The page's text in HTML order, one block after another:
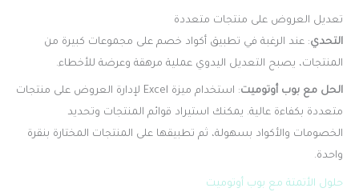
تعديل العروض على منتجات متعددة
التحدي: عند الرغبة في تطبيق أكواد خصم على مجموعات كبيرة من
المنتجات، يصبح التعديل اليدوي عملية مرهقة وعرضة للأخطاء.
الحل مع بوب أوتوميت
: استخدام ميزة Excel لإدارة العروض على منتجات
متعددة بكفاءة عالية. يمكنك استيراد قوائم المنتجات وتحديد
الخصومات والأكواد بسهولة، ثم تطبيقها على المنتجات المختارة بنقرة
واحدة.
حلول الأتمتة مع بوب أوتوميت